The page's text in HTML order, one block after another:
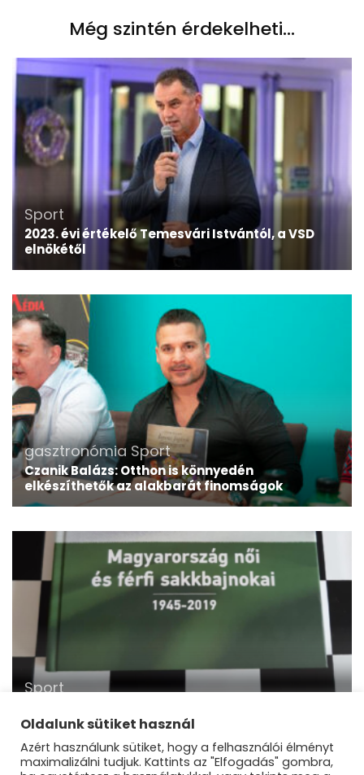
Még szintén érdekelheti...
Sport
2023. évi értékelő Temesvári Istvántól, a VSD
elnökétől
gasztronómia Sport
Czanik Balázs: Otthon is könnyedén
elkészíthetők az alakbarát finomságok
Sport
sakkozás kiválóságairól
Oldalunk sütiket használ
Azért használunk sütiket, hogy a felhasználói élményt
maximalizálni tudjuk. Kattints az "Elfogadás" gombra,